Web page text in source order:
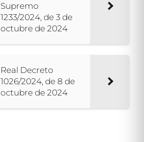
Supremo
1233/2024, de 3 de
octubre de 2024
Real Decreto
1026/2024, de 8 de
octubre de 2024